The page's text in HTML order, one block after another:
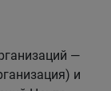
—
и